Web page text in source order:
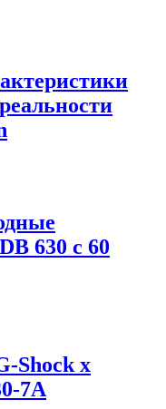
630 с 60
Shock x
7A